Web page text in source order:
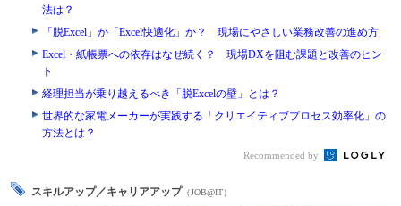
法は？
「脱Excel」か「Excel快適化」か？ 現場にやさしい業務改善の進め方
Excel・紙帳票への依存はなぜ続く？ 現場DXを阻む課題と改善のヒン
ト
経理担当が乗り越えるべき「脱Excelの壁」とは？
世界的な家電メーカーが実践する「クリエイティブプロセス効率化」の
方法とは？
Recommended by
スキルアップ／キャリアアップ （JOB@IT）